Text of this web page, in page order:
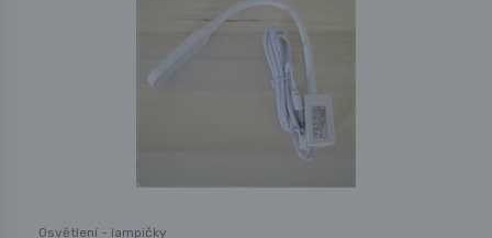
Osvětlení - lampičky